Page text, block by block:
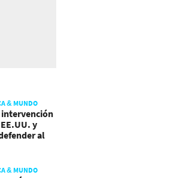
& MUNDO
intervención
y
al
& MUNDO